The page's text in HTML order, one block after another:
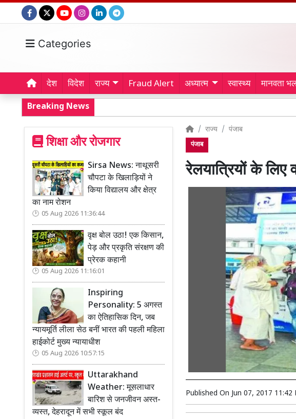
Categories
देश विदेश राज्य Fraud Alert अध्यात्म स्वास्थ्य मानवता
Breaking News
शिक्षा और रोजगार
Sirsa News: नाथूसरी
चौपटा के खिलाड़ियों ने
किया विद्यालय और क्षेत्र
का नाम रोशन
05 Aug 2026 11:36:44
वृक्ष बोल उठा! एक किसान,
पेड़ और प्रकृति संरक्षण की
प्रेरक कहानी
05 Aug 2026 11:16:01
Inspiring
Personality: 5 अगस्त
का ऐतिहासिक दिन, जब
न्यायमूर्ति लीला सेठ बनीं भारत की पहली महिला
हाईकोर्ट मुख्य न्यायाधीश
05 Aug 2026 10:57:15
Uttarakhand
Weather: मूसलाधार
बारिश से जनजीवन अस्त-
व्यस्त, देहरादून में सभी स्कूल बंद
राज्य पंजाब
पंजाब
रेलयात्रियों के लिए
Published On Jun 07, 2017 11:42